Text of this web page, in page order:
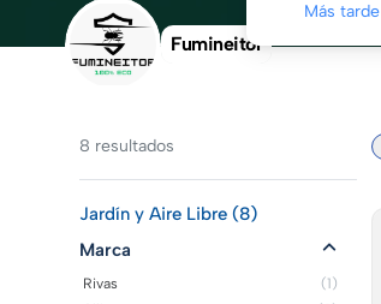
Más tarde
Fumineitor
8 resultados
Jardín y Aire Libre (8)
Marca
Rivas
(1)